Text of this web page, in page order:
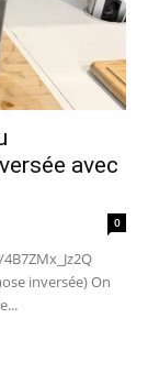
avec
0
inversée) On